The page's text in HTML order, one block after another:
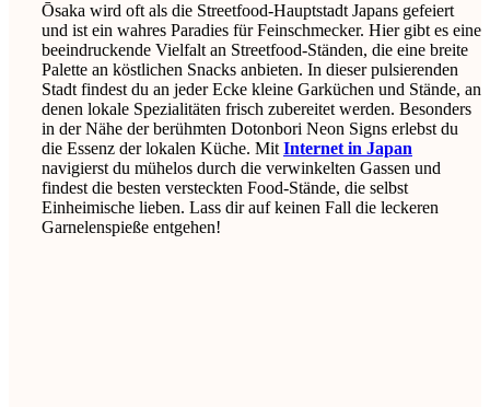
Ōsaka wird oft als die Streetfood-Hauptstadt Japans gefeiert
und ist ein wahres Paradies für Feinschmecker. Hier gibt es eine
beeindruckende Vielfalt an Streetfood-Ständen, die eine breite
Palette an köstlichen Snacks anbieten. In dieser pulsierenden
Stadt findest du an jeder Ecke kleine Garküchen und Stände, an
denen lokale Spezialitäten frisch zubereitet werden. Besonders
in der Nähe der berühmten Dotonbori Neon Signs erlebst du
die Essenz der lokalen Küche. MitInternet in Japan
navigierst du mühelos durch die verwinkelten Gassen und
findest die besten versteckten Food-Stände, die selbst
Einheimische lieben. Lass dir auf keinen Fall die leckeren
Garnelenspieße entgehen!